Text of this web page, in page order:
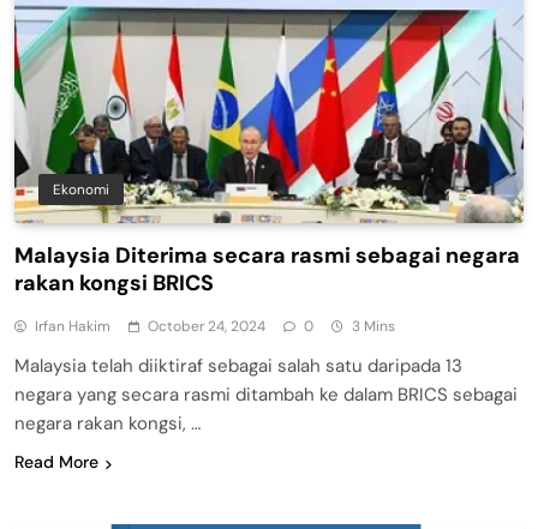
Ekonomi
Malaysia Diterima secara rasmi sebagai negara
rakan kongsi BRICS
Irfan Hakim October 24, 2024 0 3 Mins
Malaysia telah diiktiraf sebagai salah satu daripada 13
negara yang secara rasmi ditambah ke dalam BRICS sebagai
negara rakan kongsi, …
Read More